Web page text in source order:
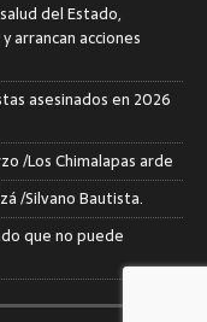
del Estado,
arrancan acciones
asesinados en 2026
/Los Chimalapas arde
/Silvano Bautista.
que no puede